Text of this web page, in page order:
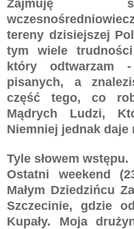
Zajmuję
tereny dzisiejszej
tym wiele
który odtwarzam
pisanych, a
część tego, co
Mądrych Ludzi,
Niemniej jednak
Tyle słowem wstępu.
Ostatni weekend
Małym Dziedzińcu
Szczecinie, gdzie
Kupały. Moja